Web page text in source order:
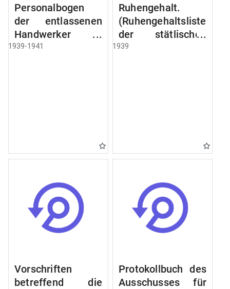
Personalbogen
der entlassenen
Handwerker u.
Arbeiter des
1939-1941
Ruhengehalt.
(Ruhengehaltsliste
der stätlischen
Beamten u.
Raczyński! Schen
Bibliothek).
1939
Vorschriften
betreffend die
Protokollbuch des
Ausschusses für